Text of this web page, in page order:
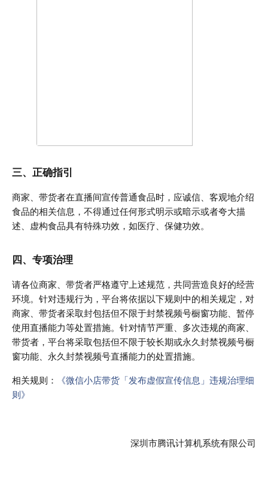
三、正确指引
商家、带货者在直播间宣传普通食品时，应诚信、客观地介绍
食品的相关信息，不得通过任何形式明示或暗示或者夸大描
述、虚构食品具有特殊功效，如医疗、保健功效。
四、专项治理
请各位商家、带货者严格遵守上述规范，共同营造良好的经营
环境。针对违规行为，平台将依据以下规则中的相关规定，对
商家、带货者采取封包括但不限于封禁视频号橱窗功能、暂停
使用直播能力等处置措施。针对情节严重、多次违规的商家、
带货者，平台将采取包括但不限于较长期或永久封禁视频号橱
窗功能、永久封禁视频号直播能力的处置措施。
相关规则：
《微信小店带货「发布虚假宣传信息」违规治理细
则》
深圳市腾讯计算机系统有限公司